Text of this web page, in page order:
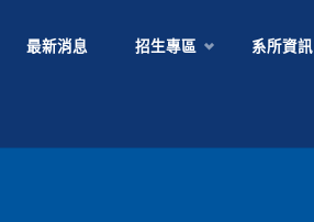
最新消息 招生專區 系所資訊